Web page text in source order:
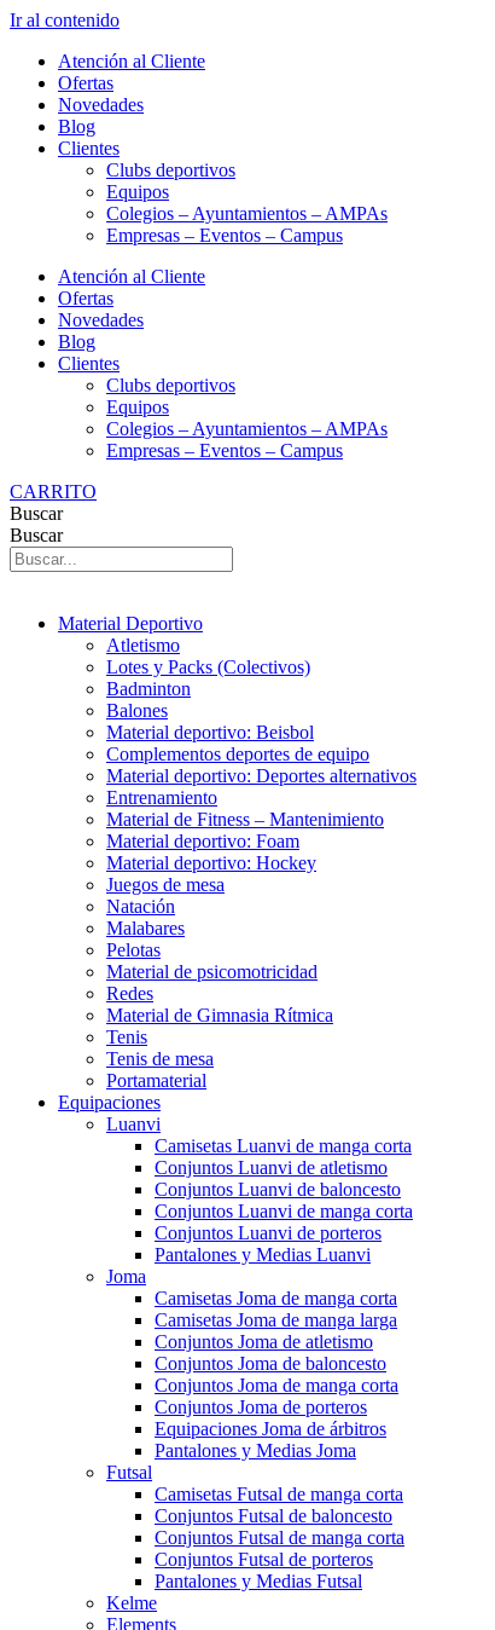
Ir al contenido
Atención al Cliente
Ofertas
Novedades
Blog
Clientes
Clubs deportivos
Equipos
Colegios – Ayuntamientos – AMPAs
Empresas – Eventos – Campus
Atención al Cliente
Ofertas
Novedades
Blog
Clientes
Clubs deportivos
Equipos
Colegios – Ayuntamientos – AMPAs
Empresas – Eventos – Campus
CARRITO
Buscar
Buscar
Material Deportivo
Atletismo
Lotes y Packs (Colectivos)
Badminton
Balones
Material deportivo: Beisbol
Complementos deportes de equipo
Material deportivo: Deportes alternativos
Entrenamiento
Material de Fitness – Mantenimiento
Material deportivo: Foam
Material deportivo: Hockey
Juegos de mesa
Natación
Malabares
Pelotas
Material de psicomotricidad
Redes
Material de Gimnasia Rítmica
Tenis
Tenis de mesa
Portamaterial
Equipaciones
Luanvi
Camisetas Luanvi de manga corta
Conjuntos Luanvi de atletismo
Conjuntos Luanvi de baloncesto
Conjuntos Luanvi de manga corta
Conjuntos Luanvi de porteros
Pantalones y Medias Luanvi
Joma
Camisetas Joma de manga corta
Camisetas Joma de manga larga
Conjuntos Joma de atletismo
Conjuntos Joma de baloncesto
Conjuntos Joma de manga corta
Conjuntos Joma de porteros
Equipaciones Joma de árbitros
Pantalones y Medias Joma
Futsal
Camisetas Futsal de manga corta
Conjuntos Futsal de baloncesto
Conjuntos Futsal de manga corta
Conjuntos Futsal de porteros
Pantalones y Medias Futsal
Kelme
Elements